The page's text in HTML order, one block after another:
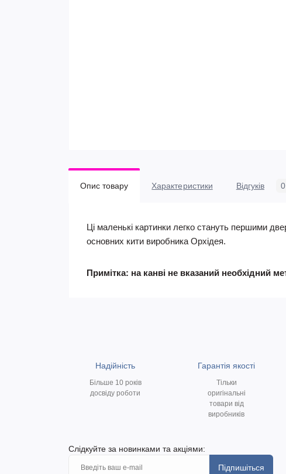
Опис товару Характеристики Відгуків 0
Ці маленькі картинки легко стануть першими
основних кити виробника Орхідея.
Примітка: на канві не вказаний необхідний
Надійність
Більше 10 років
досвіду роботи
Гарантія якості
Тільки
оригінальні
товари від
виробників
Слідкуйте за новинками та акціями:
Підпишіться